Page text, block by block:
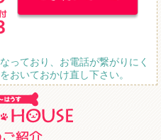
っており、お電話が繋がりにく
おいておかけ直し下さい。